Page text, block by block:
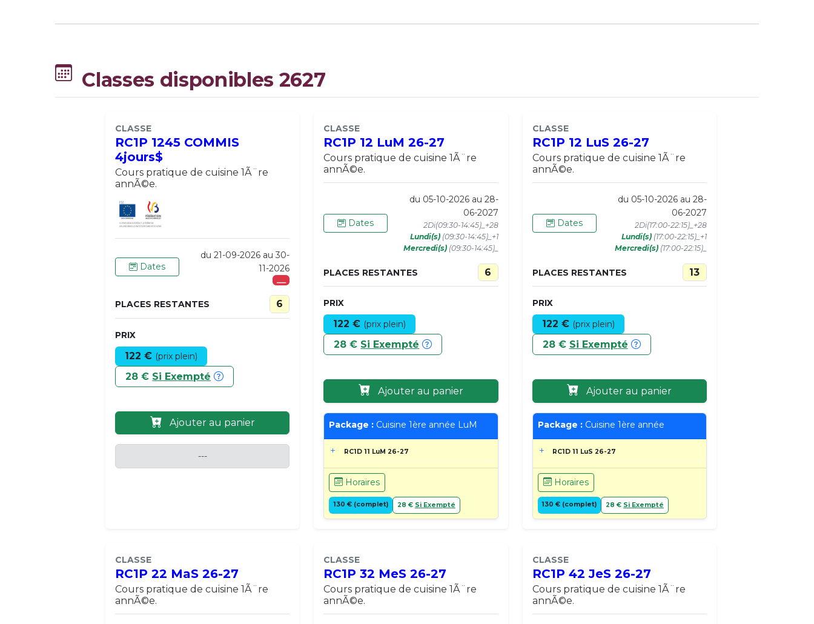
Classes disponibles 2627
CLASSE
RC1P 1245 COMMIS
4jours$
Cours pratique de cuisine 1Ã¨re
annÃ©e.
Dates
du 21-09-2026 au 30-
11-2026
___
PLACES RESTANTES 6
PRIX
122 € (prix plein)
28 € Si Exempté
Ajouter au panier
---
CLASSE
RC1P 12 LuM 26-27
Cours pratique de cuisine 1Ã¨re
annÃ©e.
Dates
du 05-10-2026 au 28-
06-2027
2Di(09:30-14:45)_+28
Lundi(s)(09:30-14:45)_+1
Mercredi(s)(09:30-14:45)_
PLACES RESTANTES 6
PRIX
122 € (prix plein)
28 € Si Exempté
Ajouter au panier
Package : Cuisine 1ère année LuM
RC1D 11 LuM 26-27
Horaires
130 € (complet) 28 € Si Exempté
CLASSE
RC1P 12 LuS 26-27
Cours pratique de cuisine 1Ã¨re
annÃ©e.
Dates
du 05-10-2026 au 28-
06-2027
2Di(17:00-22:15)_+28
Lundi(s)(17:00-22:15)_+1
Mercredi(s)(17:00-22:15)_
PLACES RESTANTES 13
PRIX
122 € (prix plein)
28 € Si Exempté
Ajouter au panier
Package :Cuisine 1ère année
RC1D 11 LuS 26-27
Horaires
130 € (complet) 28 € Si Exempté
CLASSE
RC1P 22 MaS 26-27
Cours pratique de cuisine 1Ã¨re
annÃ©e.
CLASSE
RC1P 32 MeS 26-27
Cours pratique de cuisine 1Ã¨re
annÃ©e.
CLASSE
RC1P 42 JeS 26-27
Cours pratique de cuisine 1Ã¨re
annÃ©e.